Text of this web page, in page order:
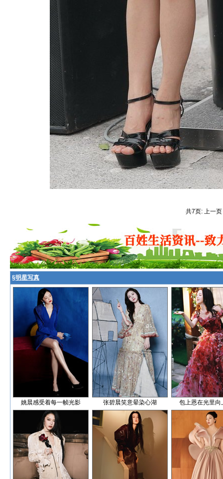
共7页: 上一
§明星写真
姚晨感受着每一帧光影 张碧晨笑意晕染心湖 包上恩在光里向